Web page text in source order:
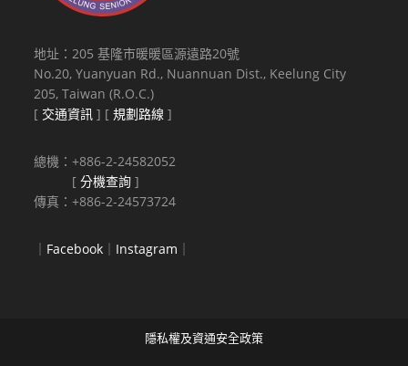
地址：205 基隆市暖暖區源遠路20號
No.20, Yuanyuan Rd., Nuannuan Dist., Keelung City
205, Taiwan (R.O.C.)
[ 交通資訊 ] [規劃路線 ]
總機：+886-2-24582052
[分機查詢 ]
傳真：+886-2-24573724
｜ Facebook ｜ Instagram ｜
隱私權及資通安全政策